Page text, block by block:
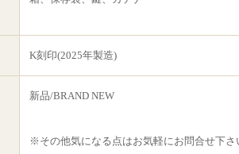
K刻印(2025年製造)
新品/BRAND NEW
※その他気になる点はお気軽にお問合せ下さ